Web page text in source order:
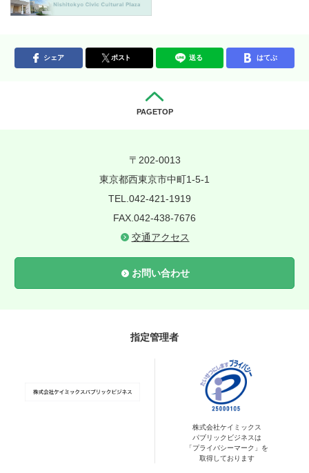
シェア ポスト 送る はてぶ
PAGETOP
〒202-0013
東京都西東京市中町1-5-1
TEL.042-421-1919
FAX.042-438-7676
交通アクセス
お問い合わせ
指定管理者
株式会社ケイミックス
パブリックビジネスは
「プライバシーマーク」を
取得しております